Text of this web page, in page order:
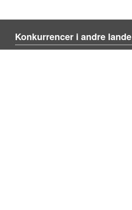
Konkurrencer i andre lande